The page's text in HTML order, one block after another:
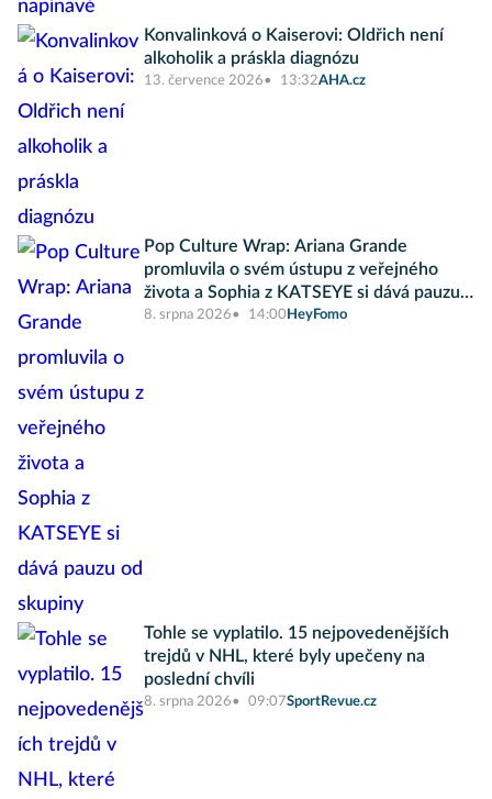
Konvalinková o Kaiserovi: Oldřich není
alkoholik a práskla diagnózu
13. července 2026 13:32AHA.cz
Pop Culture Wrap: Ariana Grande
promluvila o svém ústupu z veřejného
života a Sophia z KATSEYE si dává pauzu
od skupiny
8. srpna 2026 14:00 HeyFomo
Tohle se vyplatilo. 15 nejpovedenějších
trejdů v NHL, které byly upečeny na
poslední chvíli
8. srpna 2026 09:07SportRevue.cz